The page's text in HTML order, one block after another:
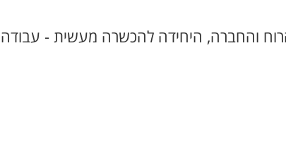
והחברה, היחידה להכשרה מעשית - עבודה